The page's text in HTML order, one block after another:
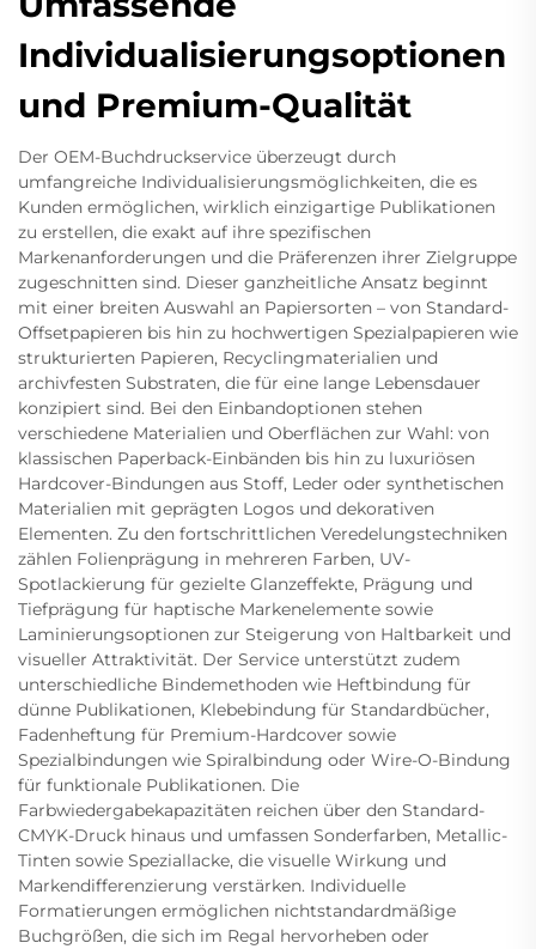
Individualisierungsoptionen
und Premium-Qualität
Der OEM-Buchdruckservice überzeugt durch
umfangreiche Individualisierungsmöglichkeiten, die es
Kunden ermöglichen, wirklich einzigartige Publikationen
zu erstellen, die exakt auf ihre spezifischen
Markenanforderungen und die Präferenzen ihrer Zielgruppe
zugeschnitten sind. Dieser ganzheitliche Ansatz beginnt
mit einer breiten Auswahl an Papiersorten – von Standard-
Offsetpapieren bis hin zu hochwertigen Spezialpapieren wie
strukturierten Papieren, Recyclingmaterialien und
archivfesten Substraten, die für eine lange Lebensdauer
konzipiert sind. Bei den Einbandoptionen stehen
verschiedene Materialien und Oberflächen zur Wahl: von
klassischen Paperback-Einbänden bis hin zu luxuriösen
Hardcover-Bindungen aus Stoff, Leder oder synthetischen
Materialien mit geprägten Logos und dekorativen
Elementen. Zu den fortschrittlichen Veredelungstechniken
zählen Folienprägung in mehreren Farben, UV-
Spotlackierung für gezielte Glanzeffekte, Prägung und
Tiefprägung für haptische Markenelemente sowie
Laminierungsoptionen zur Steigerung von Haltbarkeit und
visueller Attraktivität. Der Service unterstützt zudem
unterschiedliche Bindemethoden wie Heftbindung für
dünne Publikationen, Klebebindung für Standardbücher,
Fadenheftung für Premium-Hardcover sowie
Spezialbindungen wie Spiralbindung oder Wire-O-Bindung
für funktionale Publikationen. Die
Farbwiedergabekapazitäten reichen über den Standard-
CMYK-Druck hinaus und umfassen Sonderfarben, Metallic-
Tinten sowie Speziallacke, die visuelle Wirkung und
Markendifferenzierung verstärken. Individuelle
Formatierungen ermöglichen nichtstandardmäßige
Buchgrößen, die sich im Regal hervorheben oder